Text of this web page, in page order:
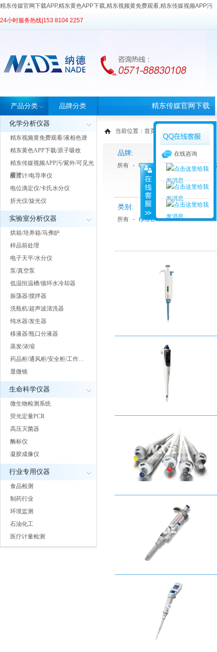
精东传媒官网下载APP,精东黄色APP下载,精东视频黄免费观看,精东传媒视频APP污
24小时服务热线| 153 8104 2257
产品分类
化学分析仪器
精东视频黄免费观看/液相色谱
精东黄色APP下载/原子吸收
精东传媒视频APP污/紫外/可见光
度计
酸度计/电导率仪
电位滴定仪/卡氏水分仪
折光仪/旋光仪
实验室分析仪器
烘箱/培养箱/马弗炉
样品前处理
电子天平/水分仪
泵/真空泵
低温恒温槽/循环水冷却器
振荡器/搅拌器
洗瓶机/超声波清洗器
纯水器/发生器
移液器/瓶口分液器
蒸发/浓缩
药品柜/通风柜/安全柜/工作…
显微镜
生命科学仪器
微生物检测系统
荧光定量PCR
高压灭菌器
酶标仪
凝胶成像仪
行业专用仪器
食品检测
制药行业
环境监测
石油化工
医疗计量检测
品牌分类 精东传媒官网下载
APP首页
当前位置： 首页
品牌:
所有 - Ohaus 奥豪斯 - Eppendorf
类别:
所有 - 移液器 - 分液器 - 助吸器 -
在线咨询